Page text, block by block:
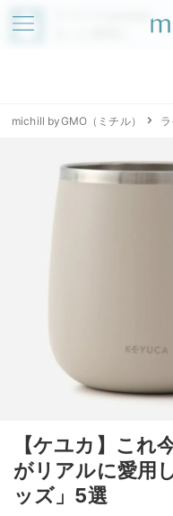
アプリでmichillが
michill byGMO（ミチル）
【ケユカ】これ
がリアルに愛用
ッズ」5選